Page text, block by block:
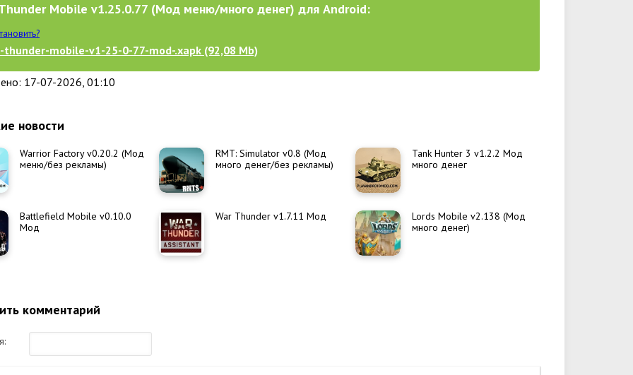
Mobile v1.25.0.77 (Мод меню/много денег) для Android:
thunder-mobile-v1-25-0-77-mod-.xapk (92,08 Mb)
17-07-2026, 01:10
новости
Warrior Factory v0.20.2 (Мод
меню/без рекламы)
RMT: Simulator v0.8 (Мод
много денег/без рекламы)
Tank Hunter 3 v1.2.2 Мод
много денег
Battlefield Mobile v0.10.0
Мод
War Thunder v1.7.11 Мод
Lords Mobile v2.138 (Мод
много денег)
комментарий